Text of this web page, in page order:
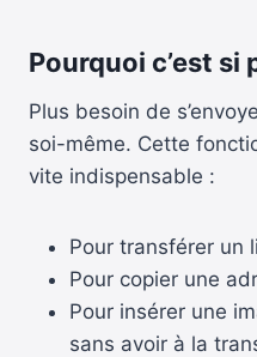
Pourquoi c’est si
Plus besoin de
soi-même. Cette
vite indispensable :
Pour transférer un
Pour copier une
Pour insérer une
sans avoir à la